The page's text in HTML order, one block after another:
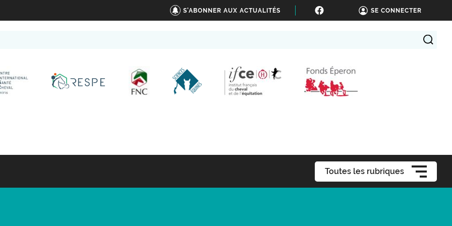
S'ABONNER AUX ACTUALITÉS SE CONNECTER
Toutes les rubriques